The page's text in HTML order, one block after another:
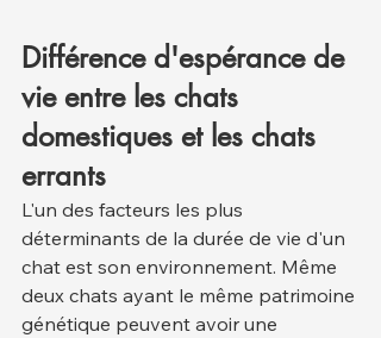
Différence d'espérance de
vie entre les chats
domestiques et les chats
errants
L'un des facteurs les plus
déterminants de la durée de vie d'un
chat est son environnement. Même
deux chats ayant le même patrimoine
génétique peuvent avoir une